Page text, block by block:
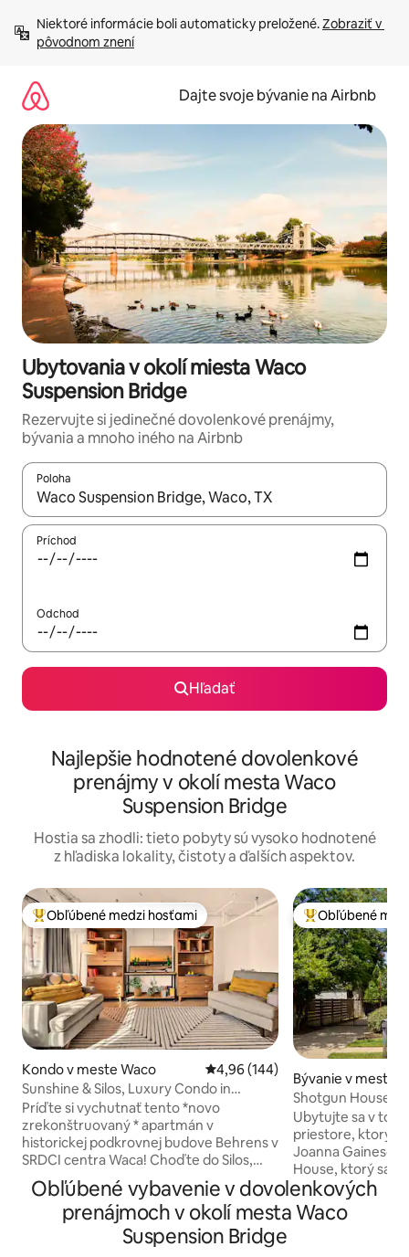
obsah.
Niektoré informácie boli automaticky preložené. Zobraziť v
pôvodnom znení
Dajte svoje bývanie na Airbnb
Ubytovania v okolí miesta Waco
Suspension Bridge
Rezervujte si jedinečné dovolenkové prenájmy,
bývania a mnoho iného na Airbnb
Poloha
Keď budú výsledky k dispozícii, môžete si ich prechádzať
Príchod
Odchod
Hľadať
Najlepšie hodnotené dovolenkové
prenájmy v okolí mesta Waco
Suspension Bridge
Hostia sa zhodli: tieto pobyty sú vysoko hodnotené
z hľadiska lokality, čistoty a ďalších aspektov.
Najobľúbenejšie medzi hosťami
Obľúbené medzi hosťami
Kondo v meste Waco Priemerné ohodnotenie 4,96 z
4,96 (144)
Sunshine & Silos, Luxury Condo in
Downtown Waco
Príďte si vychutnať tento *novo
zrekonštruovaný * apartmán v
historickej podkrovnej budove Behrens v
SRDCI centra Waca! Choďte do Silos,
Spice Village a všetkých najlepších
obchodov a reštaurácií, ktoré Waco
ponúka! Vychutnajte si plne zariadenú
kuchyňu s kávou, čajom a horúcou
čokoládou, riadom, korením, pohármi na
Najobľúbenejšie
Obľúbené
Bývanie v meste
Shotgun House z
krokom k silám/
Ubytujte sa v
priestore, ktorý
Joanna Gainesovci. Dom The
House, ktorý sa
sérii seriálu Fixer
jeden blok od
Baylor/Downtown
Obľúbené vybavenie v dovolenkových
prenájmoch v okolí mesta Waco
Suspension Bridge